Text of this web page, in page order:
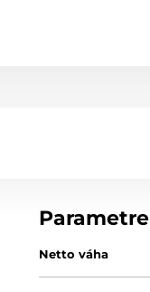
Parametre
Netto váha